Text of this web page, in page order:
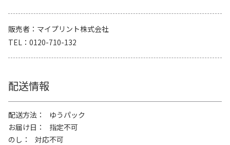
販売者
マイプリント株式会社
TEL
0120-710-132
配送情報
配送方法
ゆうパック
お届け日
指定不可
のし
対応不可